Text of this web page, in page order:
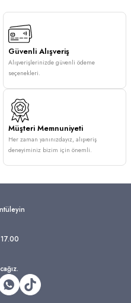
Güvenli Alışveriş
Alışverişlerinizde güvenli ödeme
seçenekleri.
Müşteri Memnuniyeti
Her zaman yanınızdayız, alışveriş
deneyiminiz bizim için önemli.